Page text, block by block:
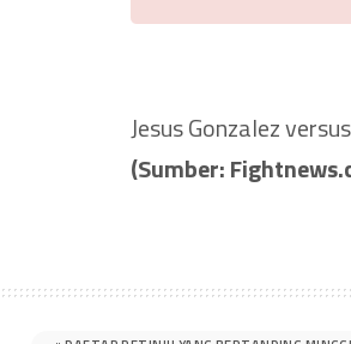
Jesus Gonzalez
(Sumber: